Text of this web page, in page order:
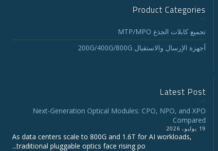
Product Categories
تجميع كابلات الجذع MTP/MPO
أجهزة الإرسال والاستقبال 200G/400G/800G
Latest Post
Next-Generation Optical Modules: CPO, NPO, and XPO
Compared
19 يوليو، 2026
As data centers scale to 800G and 1.6T for AI workloads,
traditional pluggable optics face rising po...